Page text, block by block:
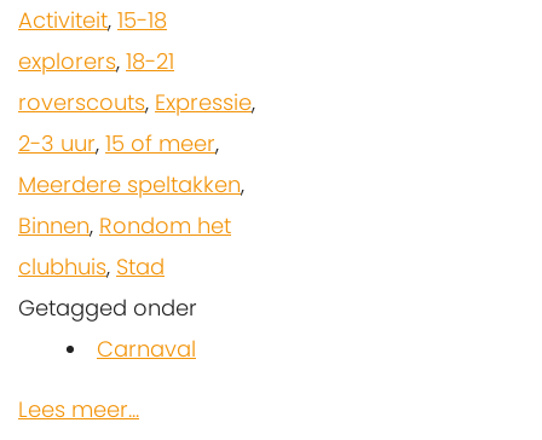
Activiteit, 15-18
explorers, 18-21
roverscouts, Expressie,
2-3 uur, 15 of meer,
Meerdere speltakken,
Binnen, Rondom het
clubhuis, Stad
Getagged onder
Carnaval
Lees meer...